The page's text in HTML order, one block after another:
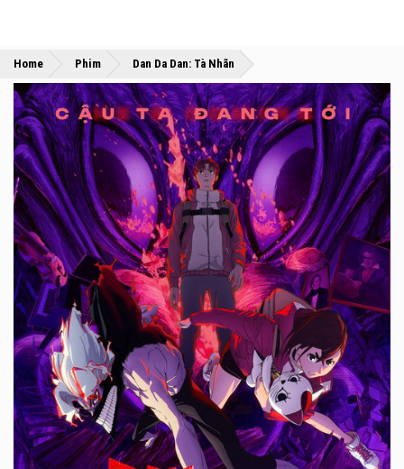
Home »
Phim »
Dan Da Dan: Tà Nhãn